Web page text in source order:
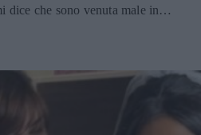
dice che sono venuta male in